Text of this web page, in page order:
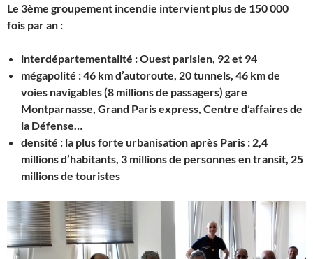
Le 3ème groupement incendie intervient plus de 150 000
fois par an :
interdépartementalité : Ouest parisien, 92 et 94
mégapolité : 46 km d’autoroute, 20 tunnels, 46 km de
voies navigables (8 millions de passagers) gare
Montparnasse, Grand Paris express, Centre d’affaires de
la Défense…
densité : la plus forte urbanisation après Paris : 2,4
millions d’habitants, 3 millions de personnes en transit, 25
millions de touristes